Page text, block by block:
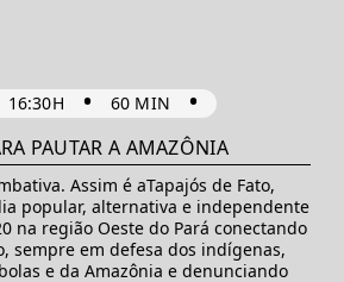
16:30H • 60 MIN •
PAUTAR A AMAZÔNIA
Assim é aTapajós de Fato,
popular, alternativa e independente
na região Oeste do Pará conectando
sempre em defesa dos indígenas,
e da Amazônia e denunciando